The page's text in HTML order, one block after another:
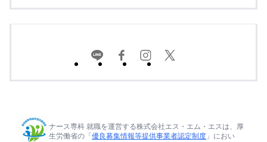
ナース専科 就職を運営する株式会社エス・エム・エスは、厚
生労働省の「優良募集情報等提供事業者認定制度 」におい